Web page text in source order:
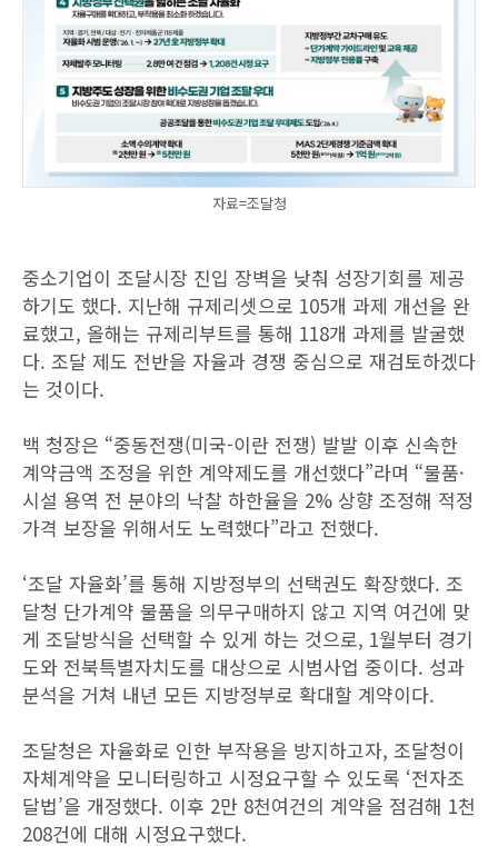
자료=조달청
중소기업이 조달시장 진입 장벽을 낮춰 성장기회를 제공
하기도 했다. 지난해 규제리셋으로 105개 과제 개선을 완
료했고, 올해는 규제리부트를 통해 118개 과제를 발굴했
다. 조달 제도 전반을 자율과 경쟁 중심으로 재검토하겠다
는 것이다.
백 청장은 “중동전쟁(미국-이란 전쟁) 발발 이후 신속한
계약금액 조정을 위한 계약제도를 개선했다”라며 “물품·
시설 용역 전 분야의 낙찰 하한율을 2% 상향 조정해 적정
가격 보장을 위해서도 노력했다”라고 전했다.
‘조달 자율화’를 통해 지방정부의 선택권도 확장했다. 조
달청 단가계약 물품을 의무구매하지 않고 지역 여건에 맞
게 조달방식을 선택할 수 있게 하는 것으로, 1월부터 경기
도와 전북특별자치도를 대상으로 시범사업 중이다. 성과
분석을 거쳐 내년 모든 지방정부로 확대할 계약이다.
조달청은 자율화로 인한 부작용을 방지하고자, 조달청이
자체계약을 모니터링하고 시정요구할 수 있도록 ‘전자조
달법’을 개정했다. 이후 2만 8천여건의 계약을 점검해 1천
208건에 대해 시정요구했다.